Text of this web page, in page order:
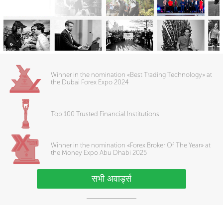
Winner in the nomination «Best Trading Technology» at
the Dubai Forex Expo 2024
Top 100 Trusted Financial Institutions
Winner in the nomination «Forex Broker Of The Year» at
the Money Expo Abu Dhabi 2025
सभी अवार्ड्स